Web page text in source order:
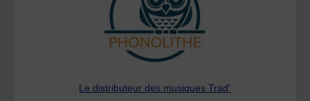
Le distributeur des musiques Trad'